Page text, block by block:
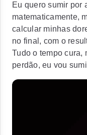
Eu quero sumir por
matematicamente,
calcular minhas
no final, com o
Tudo o tempo cura,
perdão, eu vou